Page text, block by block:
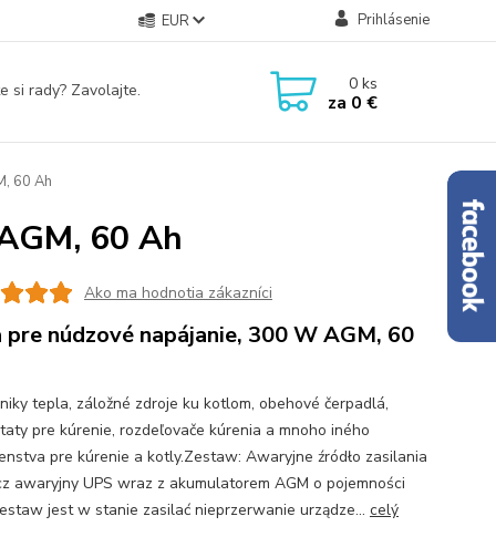
EUR Prihlásenie
si rady? Zavolajte. 0ks
za 0 €
60 Ah
60 Ah
Ako ma hodnotia zákazníci
pre núdzové napájanie, 300 W AGM, 60
tepla, záložné zdroje ku kotlom, obehové čerpadlá,
pre kúrenie, rozdeľovače kúrenia a mnoho iného
pre kúrenie a kotly.Zestaw: Awaryjne źródło zasilania
awaryjny UPS wraz z akumulatorem AGM o pojemności
jest w stanie zasilać nieprzerwanie urządze... celý